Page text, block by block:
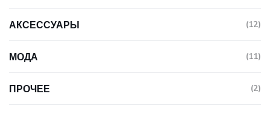
АКСЕССУАРЫ (12)
МОДА (11)
ПРОЧЕЕ (2)